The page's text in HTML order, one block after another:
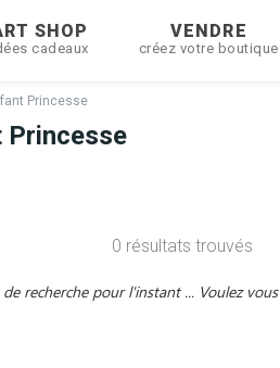
SHOP
cadeaux
VENDRE
créez votre boutique
Princesse
Princesse
0 résultats trouvés
recherche pour l'instant ... Voulez vous